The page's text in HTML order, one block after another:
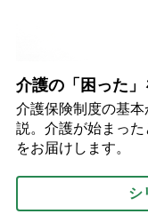
介護の「困った
介護保険制度の基
説。介護が始まっ
をお届けします。
シ